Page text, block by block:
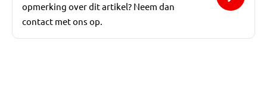
opmerking over dit artikel? Neem dan
contact met ons op.